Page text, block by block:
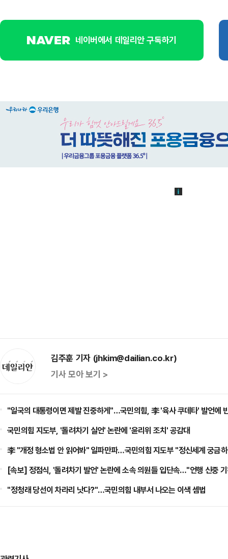
네이버에서 데일리안 구독하기
김주훈 기자 (jhkim@dailian.co.kr)
기사 모아 보기 >
"일국의 대통령이면 제발 진중하게"…국민의힘, 李 '육사 쿠데타' 발언에
국민의힘 지도부, '돌려차기 실언' 논란에 '윤리위 조치' 공감대
李 "개정 형소법 안 읽어봐" 일파만파…국민의힘 지도부 "정신세계 궁금
[속보] 정점식, '돌려차기 발언' 논란에 소속 의원들 입단속…"언행 신중
​"정청래 당선이 차라리 낫다?"…국민의힘 내부서 나오는 이색 셈법